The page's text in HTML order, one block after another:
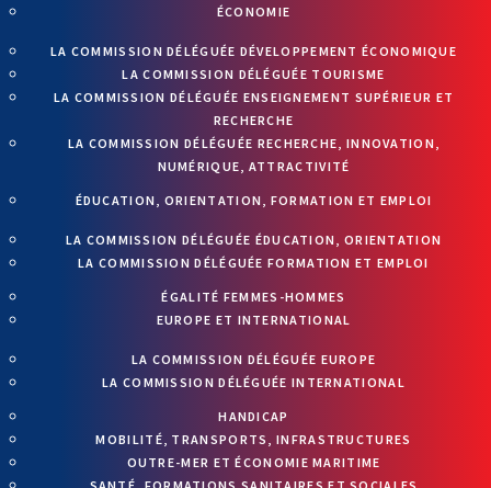
ÉCONOMIE
LA COMMISSION DÉLÉGUÉE DÉVELOPPEMENT ÉCONOMIQUE
LA COMMISSION DÉLÉGUÉE TOURISME
LA COMMISSION DÉLÉGUÉE ENSEIGNEMENT SUPÉRIEUR ET
RECHERCHE
LA COMMISSION DÉLÉGUÉE RECHERCHE, INNOVATION,
NUMÉRIQUE, ATTRACTIVITÉ
ÉDUCATION, ORIENTATION, FORMATION ET EMPLOI
LA COMMISSION DÉLÉGUÉE ÉDUCATION, ORIENTATION
LA COMMISSION DÉLÉGUÉE FORMATION ET EMPLOI
ÉGALITÉ FEMMES-HOMMES
EUROPE ET INTERNATIONAL
LA COMMISSION DÉLÉGUÉE EUROPE
LA COMMISSION DÉLÉGUÉE INTERNATIONAL
HANDICAP
MOBILITÉ, TRANSPORTS, INFRASTRUCTURES
OUTRE-MER ET ÉCONOMIE MARITIME